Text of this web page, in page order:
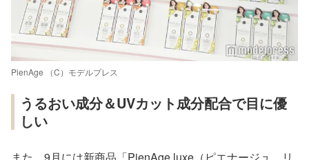
PienAge （C）モデルプレス
うるおい成分＆UVカット成分配合で目に優
しい
また、9月には新商品「PienAge luxe（ピエナージュ リ